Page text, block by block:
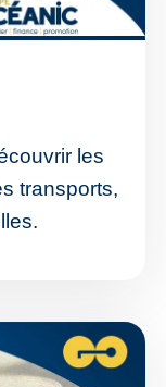
les
transports,